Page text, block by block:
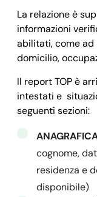
La relazione è
informazioni
abilitati, come ad
domicilio,
Il report TOP è
intestati e
seguenti sezioni:
cognome,
residenza e
disponibile)